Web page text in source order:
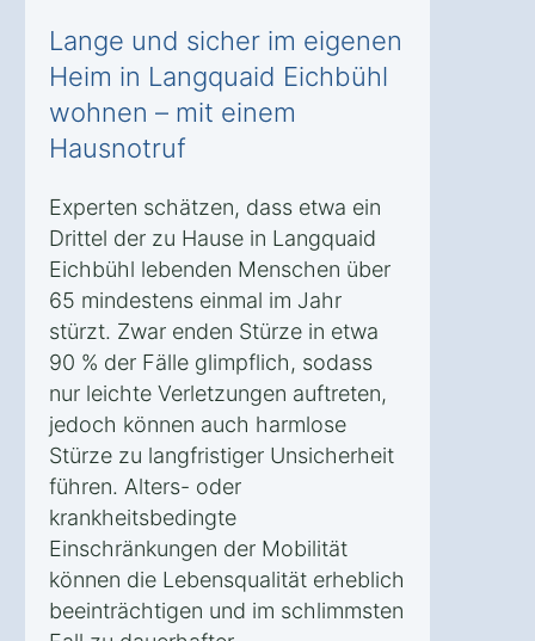
Lange und sicher im eigenen
Heim in Langquaid Eichbühl
wohnen – mit einem
Hausnotruf
Experten schätzen, dass etwa ein
Drittel der zu Hause in Langquaid
Eichbühl lebenden Menschen über
65 mindestens einmal im Jahr
stürzt. Zwar enden Stürze in etwa
90 % der Fälle glimpflich, sodass
nur leichte Verletzungen auftreten,
jedoch können auch harmlose
Stürze zu langfristiger Unsicherheit
führen. Alters- oder
krankheitsbedingte
Einschränkungen der Mobilität
können die Lebensqualität erheblich
beeinträchtigen und im schlimmsten